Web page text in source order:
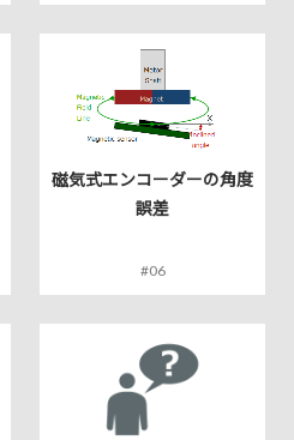
磁気式エンコーダーの角度
誤差
#06